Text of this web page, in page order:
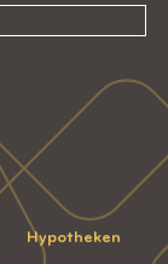
Hypotheken